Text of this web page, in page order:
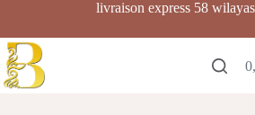
contenu
livraison express 58 wilayas